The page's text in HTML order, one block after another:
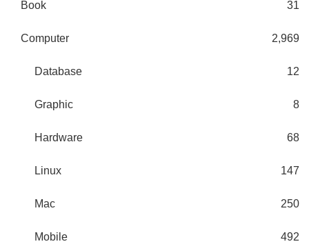
Book 31
Computer 2,969
Database 12
Graphic 8
Hardware 68
Linux 147
Mac 250
Mobile 492